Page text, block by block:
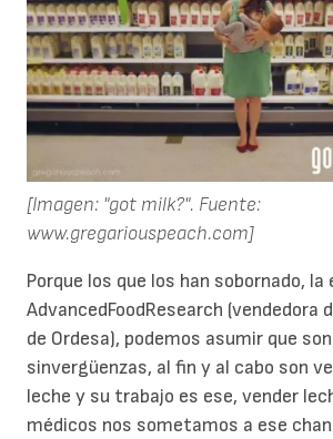
[Imagen: "got milk?". Fuente:
www.gregariouspeach.com]
Porque los que los han sobornado, la
AdvancedFoodResearch (vendedora
de Ordesa), podemos asumir que
sinvergüenzas, al fin y al cabo son
leche y su trabajo es ese, vender
médicos nos sometamos a ese